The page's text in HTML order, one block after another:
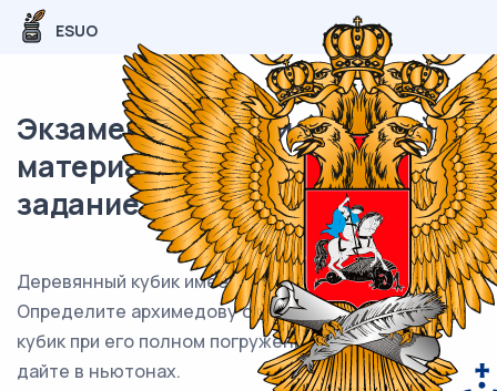
ESUO
Экзаменационный (типовой)
материал ЕГЭ / Физика / 04
задание (24) / 20
Деревянный кубик имеет ребро длиной 2 см.
Определите архимедову силу, действующую на
кубик при его полном погружении в воду. Ответ
дайте в ньютонах.